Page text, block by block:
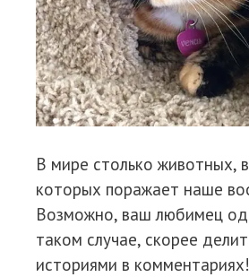
В мире столько животных,
которых поражает наше
Возможно, ваш любимец
таком случае, скорее
историями в комментариях!